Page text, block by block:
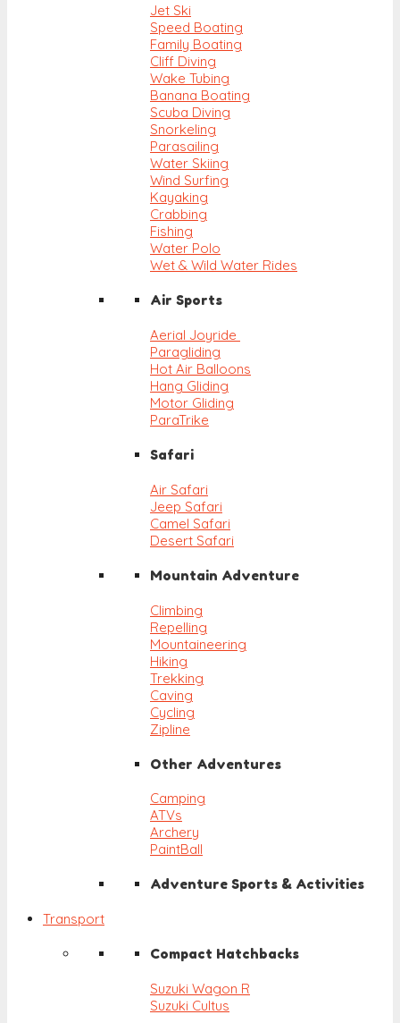
Jet Ski
Speed Boating
Family Boating
Cliff Diving
Wake Tubing
Banana Boating
Scuba Diving
Snorkeling
Parasailing
Water Skiing
Wind Surfing
Kayaking
Crabbing
Fishing
Water Polo
Wet & Wild Water Rides
Air Sports
Aerial Joyride
Paragliding
Hot Air Balloons
Hang Gliding
Motor Gliding
ParaTrike
Safari
Air Safari
Jeep Safari
Camel Safari
Desert Safari
Mountain Adventure
Climbing
Repelling
Mountaineering
Hiking
Trekking
Caving
Cycling
Zipline
Other Adventures
Camping
ATVs
Archery
PaintBall
Adventure Sports & Activities
Transport
Compact Hatchbacks
Suzuki Wagon R
Suzuki Cultus